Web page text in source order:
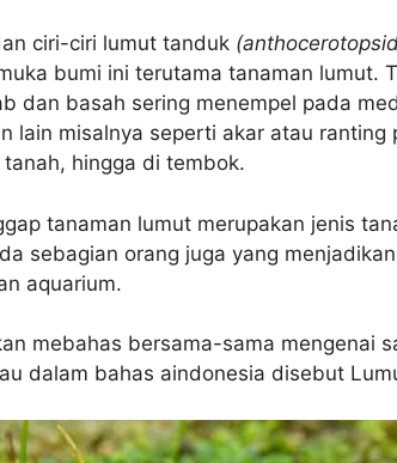
ciri-ciri lumut tanduk
bumi ini terutama tanaman lumut.
dan basah sering menempel pada
lain misalnya seperti akar atau ranting
hingga di tembok.
tanaman lumut merupakan jenis
sebagian orang juga yang
aquarium.
mebahas bersama-sama mengenai
dalam bahas aindonesia disebut